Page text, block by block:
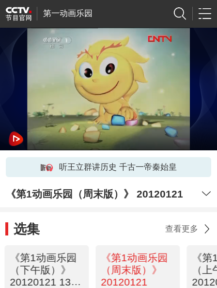
第一动画乐园
听王立群讲历史 千古一帝秦始皇
《第1动画乐园（周末版）》 20120121
选集 查看更多
《第1动画乐园
（下午版）》
20120121 13：
《第1动画乐园
（周末版）》
20120121
《
（